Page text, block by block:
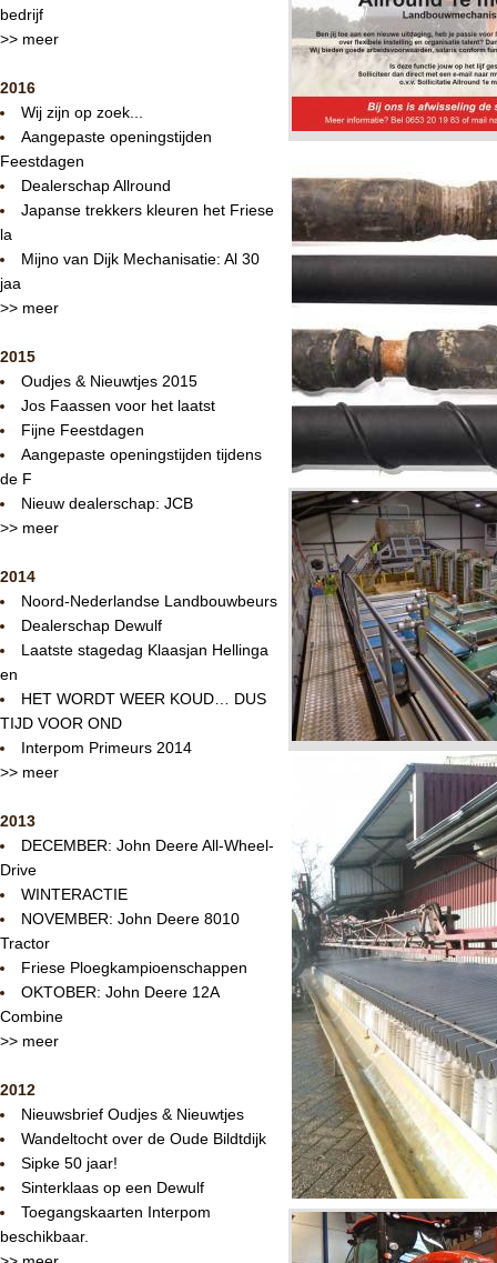
bedrijf
>> meer
2016
Wij zijn op zoek...
Aangepaste openingstijden
Feestdagen
Dealerschap Allround
Japanse trekkers kleuren het Friese
la
Mijno van Dijk Mechanisatie: Al 30
jaa
>> meer
2015
Oudjes & Nieuwtjes 2015
Jos Faassen voor het laatst
Fijne Feestdagen
Aangepaste openingstijden tijdens
de F
Nieuw dealerschap: JCB
>> meer
2014
Noord-Nederlandse Landbouwbeurs
Dealerschap Dewulf
Laatste stagedag Klaasjan Hellinga
en
HET WORDT WEER KOUD… DUS
TIJD VOOR OND
Interpom Primeurs 2014
>> meer
2013
DECEMBER: John Deere All-Wheel-
Drive
WINTERACTIE
NOVEMBER: John Deere 8010
Tractor
Friese Ploegkampioenschappen
OKTOBER: John Deere 12A
Combine
>> meer
2012
Nieuwsbrief Oudjes & Nieuwtjes
Wandeltocht over de Oude Bildtdijk
Sipke 50 jaar!
Sinterklaas op een Dewulf
Toegangskaarten Interpom
beschikbaar.